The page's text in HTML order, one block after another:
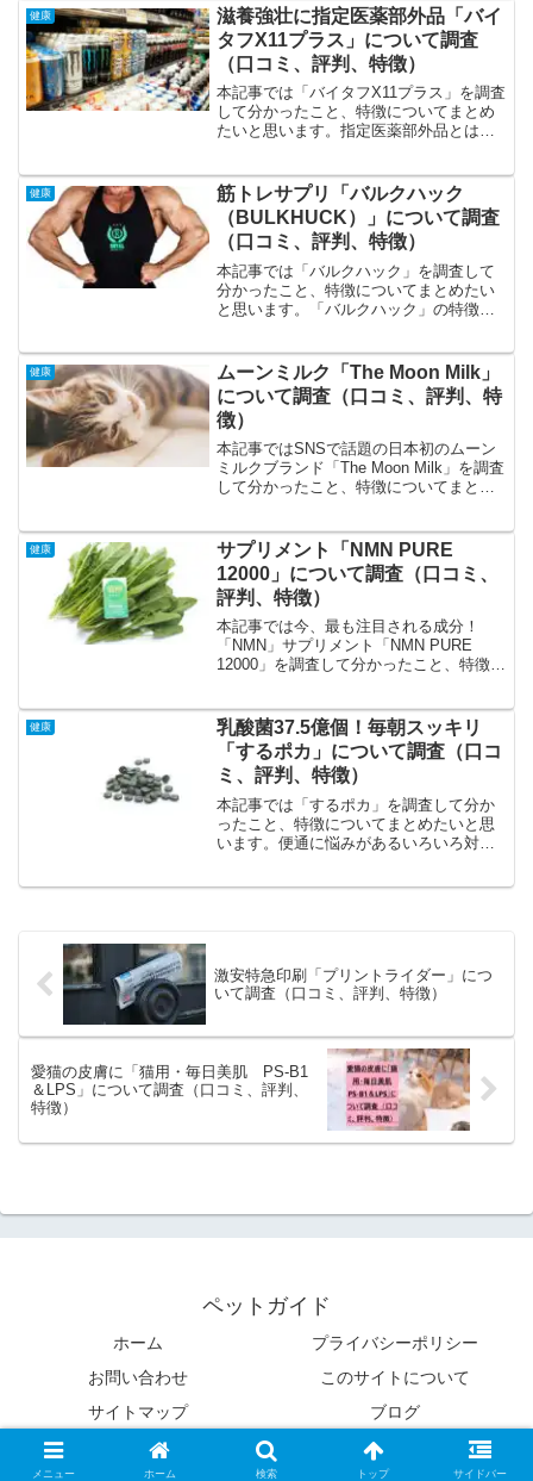
いひきこもり、不登校、休職で悩んでい
るひきこもり、不登校を抜...
健康
滋養強壮に指定医薬部外品「バイ
タフX11プラス」について調査
（口コミ、評判、特徴）
本記事では「バイタフX11プラス」を調査
して分かったこと、特徴についてまとめ
たいと思います。指定医薬部外品とは：
って医薬部外品へと以降した品目。残業
がしんどく感じるよ...
健康
筋トレサプリ「バルクハック
（BULKHUCK）」について調査
（口コミ、評判、特徴）
本記事では「バルクハック」を調査して
分かったこと、特徴についてまとめたい
と思います。「バルクハック」の特徴、
分、お得な定期コース、高い評価、口コ
ミ順に解説します。業界最大...
健康
ムーンミルク「The Moon Milk」
について調査（口コミ、評判、特
徴）
本記事ではSNSで話題の日本初のムーン
ミルクブランド「The Moon Milk」を調査
して分かったこと、特徴についてまとめ
覚めてしまう子育てされていて睡眠時間
が取れな...
健康
サプリメント「NMN PURE
12000」について調査（口コミ、
評判、特徴）
本記事では今、最も注目される成分！
「NMN」サプリメント「NMN PURE
12000」を調査して分かったこと、特徴に
NMNを99.9％配合、コスパも良好、専
門...
健康
乳酸菌37.5億個！毎朝スッキリ
「するポカ」について調査（口コ
ミ、評判、特徴）
本記事では「するポカ」を調査して分か
ったこと、特徴についてまとめたいと思
います。便通に悩みがあるいろいろ対策
激安特急印刷「プリントライダー」につ
いて調査（口コミ、評判、特徴）
愛猫の皮膚に「猫用・毎日美肌 PS-B1
＆LPS」について調査（口コミ、評判、
特徴）
ペットガイド
ホーム
プライバシーポリシー
お問い合わせ
このサイトについて
サイトマップ
ブログ
Copyright © 2020 ペットガイド All Rights Reserved.
メニュー ホーム 検索 トップ サイドバー